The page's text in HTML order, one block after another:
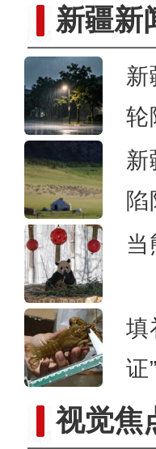
新疆新
新
轮
新
陷
当
填
证”
视觉焦
新疆乌恰：护
大美